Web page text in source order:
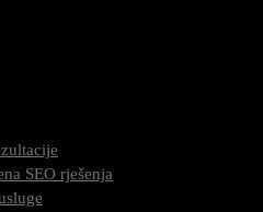
SEO rješenja